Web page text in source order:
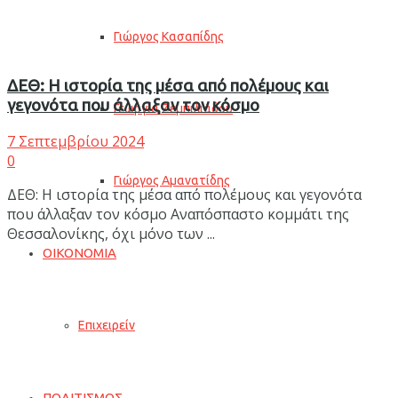
Γιώργος Κασαπίδης
Γεωργία Ζεμπιλιάδου
Γιώργος Αμανατίδης
ΟΙΚΟΝΟΜΙΑ
Επιχειρείν
ΔΕΘ: Η ιστορία της μέσα από πολέμους και
γεγονότα που άλλαξαν τον κόσμο
7 Σεπτεμβρίου 2024
0
ΔΕΘ: Η ιστορία της μέσα από πολέμους και γεγονότα
που άλλαξαν τον κόσμο Αναπόσπαστο κομμάτι της
Θεσσαλονίκης, όχι μόνο των ...